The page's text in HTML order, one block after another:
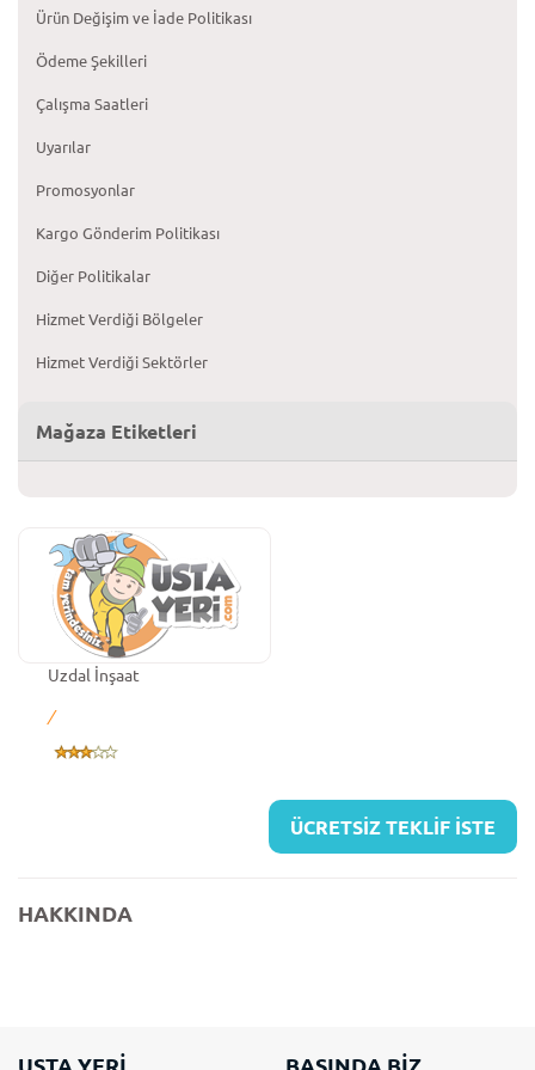
Ürün Değişim ve İade Politikası
Ödeme Şekilleri
Çalışma Saatleri
Uyarılar
Promosyonlar
Kargo Gönderim Politikası
Diğer Politikalar
Hizmet Verdiği Bölgeler
Hizmet Verdiği Sektörler
Mağaza Etiketleri
Uzdal İnşaat
/
ÜCRETSİZ TEKLİF İSTE
HAKKINDA
USTA YERİ BASINDA BİZ